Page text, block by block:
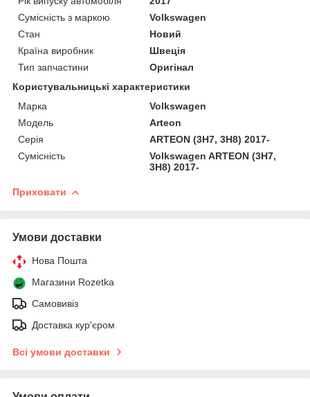
Сумісність з маркою
Volkswagen
Стан
Новий
Країна виробник
Швеція
Тип запчастини
Оригінал
Користувальницькі характеристики
Марка
Volkswagen
Мoдель
Arteon
Серія
ARTEON (3H7, 3H8) 2017-
Сумісність
Volkswagen ARTEON (3H7,
3H8) 2017-
Приховати
Умови доставки
Нова Пошта
Магазини Rozetka
Самовивіз
Доставка кур'єром
Всі умови доставки